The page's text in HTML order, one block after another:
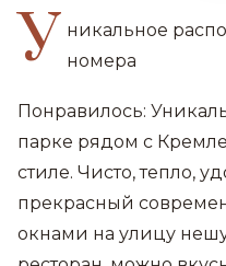
У никальное
номера
Понравилось:
парке рядом с
стиле. Чисто, тепло,
прекрасный
окнами на улицу